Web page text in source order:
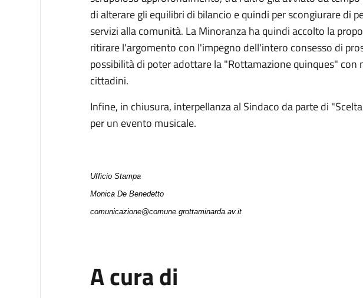
di alterare gli equilibri di bilancio e quindi per scongiurare di
servizi alla comunità. La Minoranza ha quindi accolto la
ritirare l'argomento con l'impegno dell'intero consesso di
possibilità di poter adottare la "Rottamazione quinques"
cittadini.
Infine, in chiusura, interpellanza al Sindaco da parte di
per un evento musicale.
Ufficio Stampa
Monica De Benedetto
comunicazione@comune.grottaminarda.av.it
A cura di